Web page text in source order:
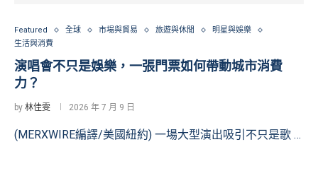
Featured 全球 市場與貿易 旅遊與休閒
明星與娛樂
生活與消費
演唱會不只是娛樂，一張門票如何帶動城市消費
力？
by 林佳雯 2026 年 7 月 9 日
(MERXWIRE編譯/美國紐約) 一場大型演出吸引不只是歌 …